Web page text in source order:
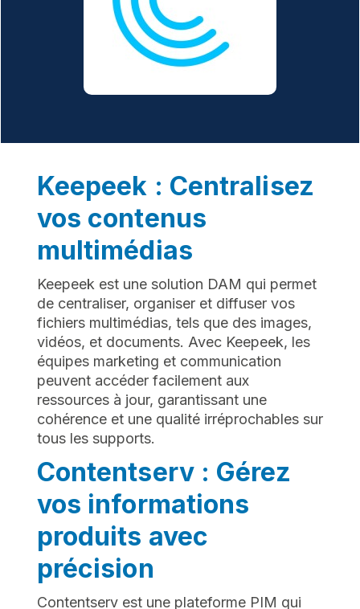
Keepeek : Centralisez
vos contenus
multimédias
Keepeek est une solution DAM qui permet
de centraliser, organiser et diffuser vos
fichiers multimédias, tels que des images,
vidéos, et documents. Avec Keepeek, les
équipes marketing et communication
peuvent accéder facilement aux
ressources à jour, garantissant une
cohérence et une qualité irréprochables sur
tous les supports.
Contentserv : Gérez
vos informations
produits avec
précision
Contentserv est une plateforme PIM qui